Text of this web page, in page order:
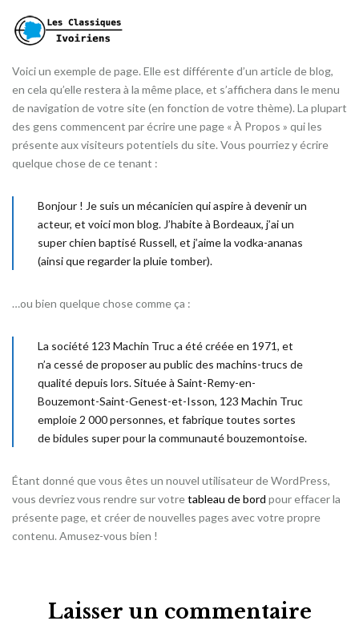
Voici un exemple de page. Elle est différente d’un article de blog,
en cela qu’elle restera à la même place, et s’affichera dans le menu
de navigation de votre site (en fonction de votre thème). La plupart
des gens commencent par écrire une page « À Propos » qui les
présente aux visiteurs potentiels du site. Vous pourriez y écrire
quelque chose de ce tenant :
Bonjour ! Je suis un mécanicien qui aspire à devenir un
acteur, et voici mon blog. J’habite à Bordeaux, j’ai un
super chien baptisé Russell, et j’aime la vodka-ananas
(ainsi que regarder la pluie tomber).
…ou bien quelque chose comme ça :
La société 123 Machin Truc a été créée en 1971, et
n’a cessé de proposer au public des machins-trucs de
qualité depuis lors. Située à Saint-Remy-en-
Bouzemont-Saint-Genest-et-Isson, 123 Machin Truc
emploie 2 000 personnes, et fabrique toutes sortes
de bidules super pour la communauté bouzemontoise.
Étant donné que vous êtes un nouvel utilisateur de WordPress,
vous devriez vous rendre sur votretableau de bord pour effacer la
présente page, et créer de nouvelles pages avec votre propre
contenu. Amusez-vous bien !
Laisser un commentaire